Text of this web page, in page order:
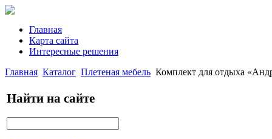
Главная
Карта сайта
Интересные решения
Главная Каталог Плетеная мебель Комплект для отдыха
Найти на сайте